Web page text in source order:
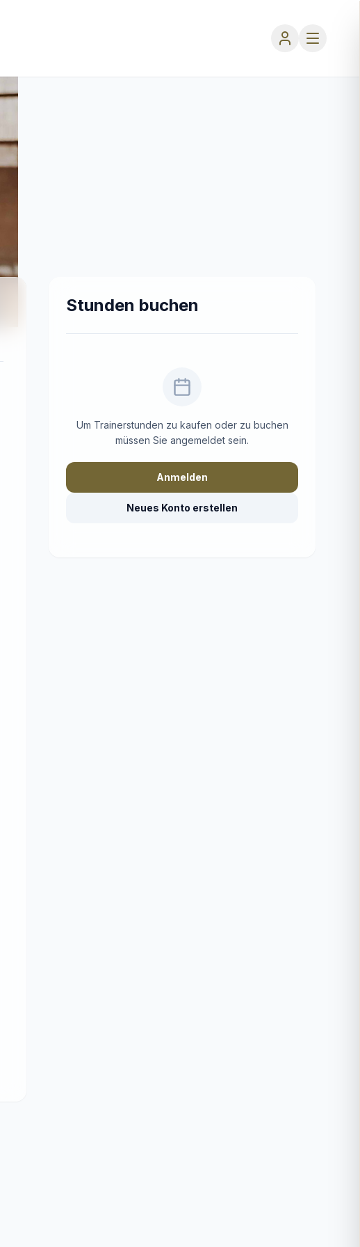
Stunden buchen
Um Trainerstunden zu kaufen oder zu buchen
müssen Sie angemeldet sein.
Anmelden
Neues Konto erstellen